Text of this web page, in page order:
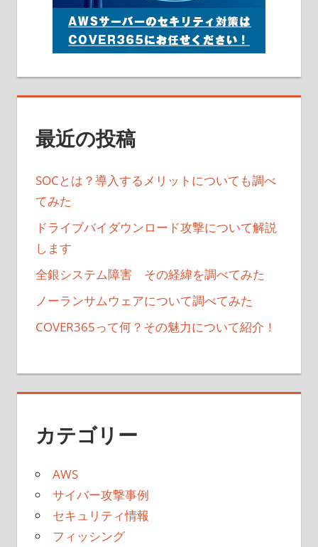
最近の投稿
SOCとは？導入するメリットについても調べ
てみた
ドライブバイダウンロード攻撃について解説
します
全銀システム障害 その経緯を調べてみた
ノーランサムウェアについて調べてみた
COVER365って何？その魅力について紹介！
カテゴリー
AWS
サイバー攻撃事例
セキュリティ情報
フィッシング